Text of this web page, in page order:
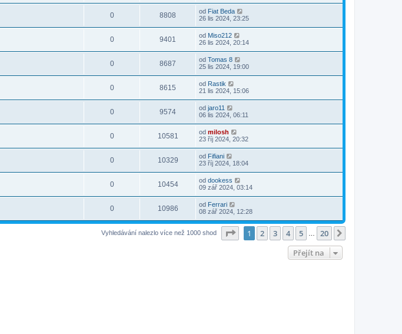
0 8808 od Fiat Beda
26 lis 2024, 23:25
0 9401 od Miso212
26 lis 2024, 20:14
0 8687 od Tomas 8
25 lis 2024, 19:00
0 8615 od Rastik
21 lis 2024, 15:06
0 9574 od jaro11
06 lis 2024, 06:11
0 10581 od milosh
23 říj 2024, 20:32
0 10329 od Fifiani
23 říj 2024, 18:04
0 10454 od dookess
09 zář 2024, 03:14
0 10986 od Ferrari
08 zář 2024, 12:28
Vyhledávání nalezlo více než 1000 shod Stránka z
1 2 3 4 5 20
Přejít na